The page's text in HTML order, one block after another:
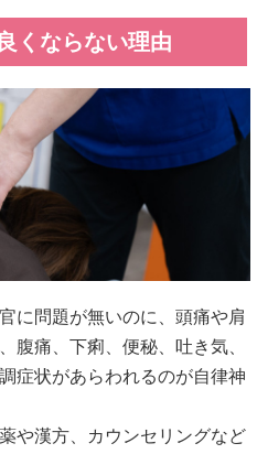
に問題が無いのに、頭痛や肩
腹痛、下痢、便秘、吐き気、
症状があらわれるのが自律神
や漢方、カウンセリングなど
されない、症状を繰り返して
。
あるため、症状を落ち着かせ
な原因を解決しているわけで
り、症状を繰り返してしまう